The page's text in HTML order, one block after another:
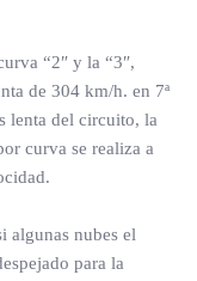
“2″ y la “3″,
de 304 km/h. en 7ª
lenta del circuito, la
curva se realiza a
algunas nubes el
para la